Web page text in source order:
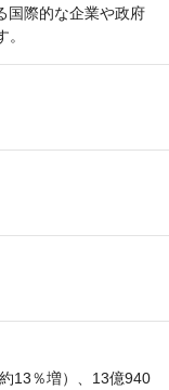
国際的な企業や政府
13％増）、13億940